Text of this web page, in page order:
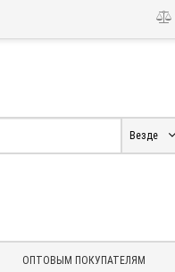
Везде
ОПТОВЫМ ПОКУПАТЕЛЯМ